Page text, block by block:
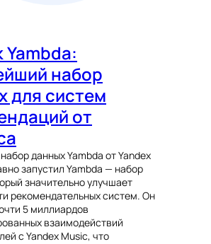
Yambda:
набор
для систем
от
данных Yambda от Yandex
запустил Yambda — набор
значительно улучшает
рекомендательных систем. Он
5 миллиардов
взаимодействий
с Yandex Music, что